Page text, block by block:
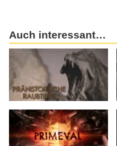
Auch interessant…